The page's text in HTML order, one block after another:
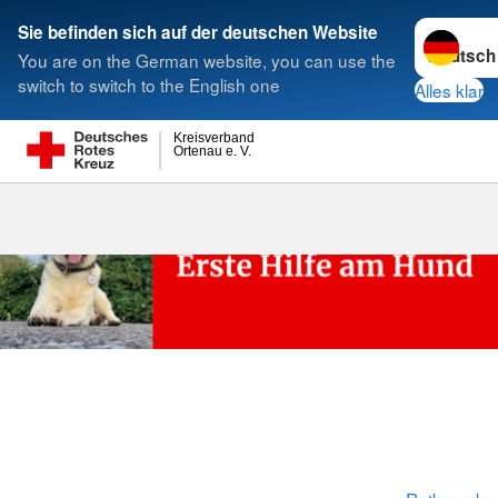
Sie befinden sich auf der deutschen Website
You are on the German website, you can use the
switch to switch to the English one
Sprache
Alles klar
Ortenau e. V.
Kreisverband
Suche